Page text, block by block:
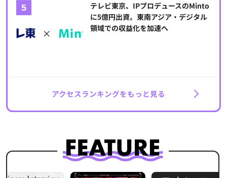
テレビ東京、IPプロデュースのMinto
に5億円出資。東南アジア・デジタル
領域での収益化を加速へ
アクセスランキングをもっと見る